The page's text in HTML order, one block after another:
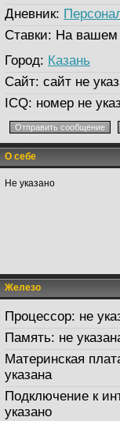
Дневник:
Ставки: На вашем
Город: Казань
Сайт: сайт не
ICQ: номер не
О себе
Не указано
Железо
Процессор: не
Память: не
Материнская
указана
Подключение к
указано